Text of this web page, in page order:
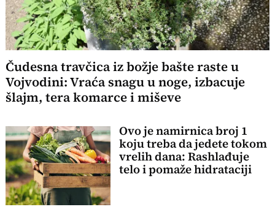
Čudesna travčica iz božje bašte raste u
Vojvodini: Vraća snagu u noge, izbacuje
šlajm, tera komarce i miševe
Ovo je namirnica broj 1
koju treba da jedete tokom
vrelih dana: Rashlađuje
telo i pomaže hidrataciji